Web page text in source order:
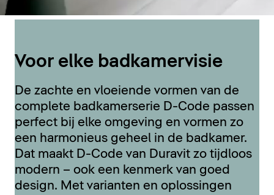
Voor elke badkamervisie
De zachte en vloeiende vormen van de
complete badkamerserie D-Code passen
perfect bij elke omgeving en vormen zo
een harmonieus geheel in de badkamer.
Dat maakt D-Code van Duravit zo tijdloos
modern – ook een kenmerk van goed
design. Met varianten en oplossingen